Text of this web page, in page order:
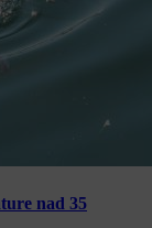
nad 35